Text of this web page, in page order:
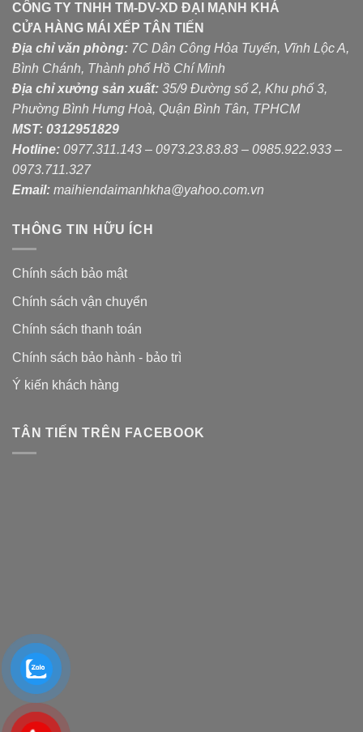
CÔNG TY TNHH TM-DV-XD ĐẠI MẠNH KHÁ
CỬA HÀNG MÁI XẾP TÂN TIẾN
Địa chỉ văn phòng: 7C Dân Công Hỏa Tuyến, Vĩnh Lộc A,
Bình Chánh, Thành phố Hồ Chí Minh
Địa chỉ xưởng sản xuất: 35/9 Đường số 2, Khu phố 3,
Phường Bình Hưng Hoà, Quận Bình Tân, TPHCM
MST: 0312951829
Hotline: 0977.311.143 – 0973.23.83.83 – 0985.922.933 –
0973.711.327
Email: maihiendaimanhkha@yahoo.com.vn
THÔNG TIN HỮU ÍCH
Chính sách bảo mật
Chính sách vận chuyển
Chính sách thanh toán
Chính sách bảo hành - bảo trì
Ý kiến khách hàng
TÂN TIẾN TRÊN FACEBOOK